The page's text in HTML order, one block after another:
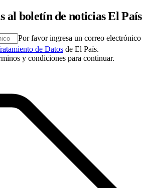
al boletín de noticias El País
Por favor ingresa un correo electrónico
de Datos de El País.
y condiciones para continuar.